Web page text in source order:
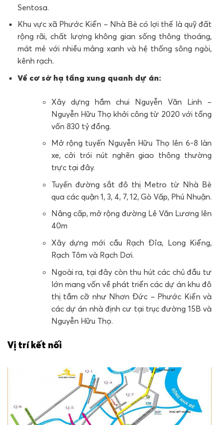
Sentosa.
Khu vực xã Phước Kiển – Nhà Bè có lợi thế là quỹ đất
rộng rãi, chất lượng không gian sống thông thoáng,
mát mẻ với nhiều mảng xanh và hệ thống sông ngòi,
kênh rạch.
Về cơ sở hạ tầng xung quanh dự án:
Xây dựng hầm chui Nguyễn Văn Linh –
Nguyễn Hữu Thọ khởi công từ 2020 với tổng
vốn 830 tỷ đồng.
Mở rộng tuyến Nguyễn Hữu Thọ lên 6-8 làn
xe, cởi trói nút nghẽn giao thông thường
trực tại đây.
Tuyến đường sắt đô thị Metro từ Nhà Bè
qua các quận 1, 3, 4, 7, 12, Gò Vấp, Phú Nhuận.
Nâng cấp, mở rộng đường Lê Văn Lương lên
40m
Xây dựng mới cầu Rạch Đỉa, Long Kiểng,
Rạch Tôm và Rạch Dơi.
Ngoài ra, tại đây còn thu hút các chủ đầu tư
lớn mang vốn về phát triển các dự án khu đô
thị tầm cỡ như Nhơn Đức – Phước Kiển và
các dự án nhà định cư tại trục đường 15B và
Nguyễn Hữu Thọ.
Vị trí kết nối